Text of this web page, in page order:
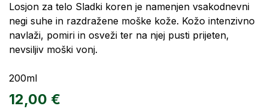
Losjon za telo Sladki koren je namenjen vsakodnevni
negi suhe in razdražene moške kože. Kožo intenzivno
navlaži, pomiri in osveži ter na njej pusti prijeten,
nevsiljiv moški vonj.
200ml
12,00 €